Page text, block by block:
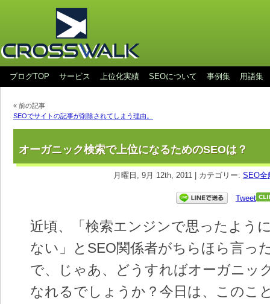
ブログTOP サービス 上位化実績 SEOについて 事例集 用語集
« 前の記事
SEOでサイトの記事が削除されてしまう理由。
オーガニック検索で上位になるためのSEOは？
月曜日, 9月 12th, 2011 | カテゴリー: SEO全
Tweet
近頃、「検索エンジンで思ったよう
ない」とSEO関係者がちらほら言っ
で、じゃあ、どうすればオーガニッ
なれるでしょうか？今日は、このこ